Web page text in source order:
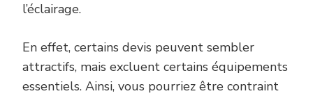
l’éclairage.
En effet, certains devis peuvent sembler
attractifs, mais excluent certains équipements
essentiels. Ainsi, vous pourriez être contraint